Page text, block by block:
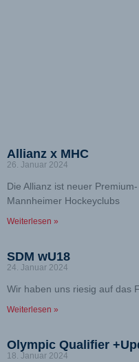
Allianz x MHC
26. Januar 2024
Die Allianz ist neuer
Mannheimer Hockeyclubs
Weiterlesen »
SDM wU18
24. Januar 2024
Wir haben uns riesig auf das
Weiterlesen »
Olympic Qualifier
18. Januar 2024